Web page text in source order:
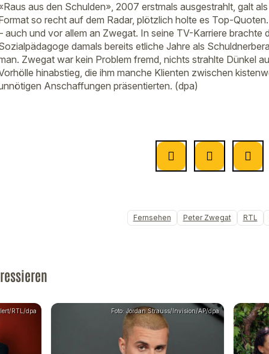
aus den Schulden», 2007 erstmals ausgestrahlt, galt
so recht auf dem Radar, plötzlich holte es Top-
auch und vor allem an Zwegat. In seine TV-Karriere brachte
damals bereits etliche Jahre als
Zwegat war kein Problem fremd, nichts strahlte Dünkel
hinabstieg, die ihm manche Klienten zwischen
Anschaffungen präsentierten. (dpa)
Fernsehen Peter Zwegat RTL
RTL/dpa Foto: Jordan Strauss/Invision/AP/dpa